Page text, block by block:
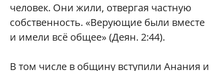
человек. Они жили, отвергая частную
собственность. «Верующие были вместе
и имели всё общее» (Деян. 2:44).
В том числе в общину вступили Анания и